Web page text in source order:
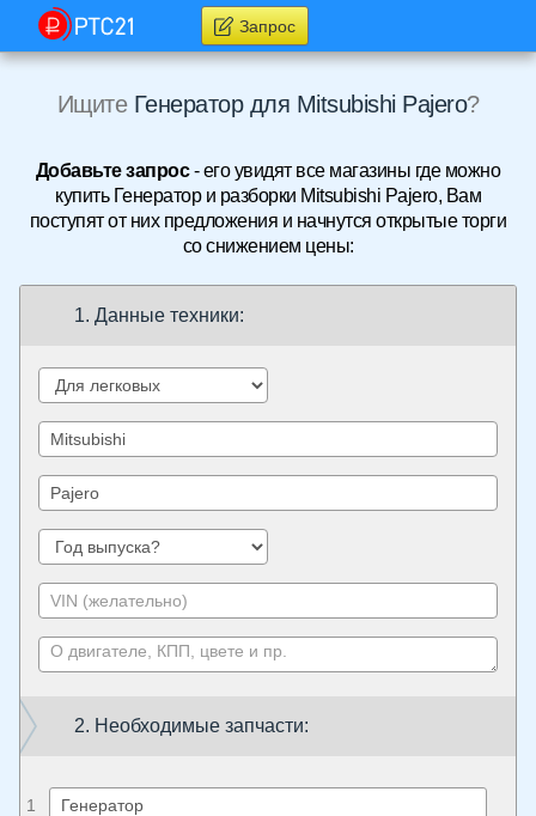
Запрос
Ищите Генератор для Mitsubishi Pajero?
Добавьте запрос- его увидят все магазины где можно
купить Генератор и разборки Mitsubishi Pajero, Вам
поступят от них предложения и начнутся открытые торги
со снижением цены:
1. Данные техники:
2. Необходимые запчасти:
1